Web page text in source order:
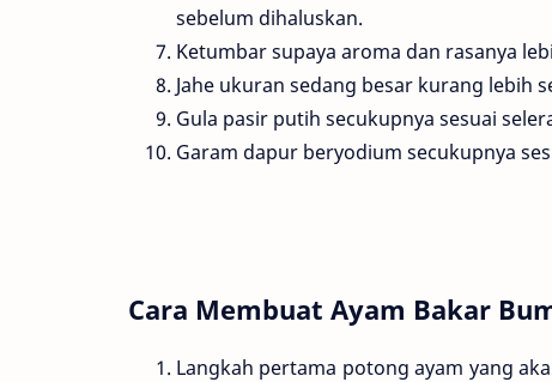
sebelum dihaluskan.
Ketumbar supaya aroma dan rasanya
Jahe ukuran sedang besar kurang lebih
Gula pasir putih secukupnya sesuai
Garam dapur beryodium secukupnya
Cara Membuat Ayam Bakar
Langkah pertama potong ayam yang